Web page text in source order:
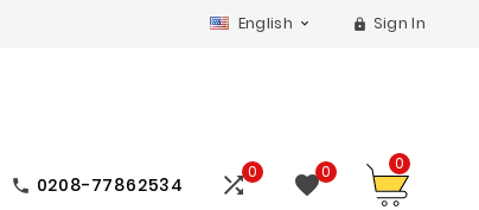
English   Sign In
 0208-77862534 0 0 0